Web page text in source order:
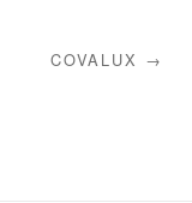
COVALUX →